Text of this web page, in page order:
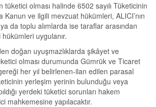
tüketici olması halinde 6502 sayılı Tüketicinin
Kanun ve ilgili mevzuat hükümleri, ALICI’nın
da toplu alımlarda ise taraflar arasından
hükümleri uygulanır.
doğan uyuşmazlıklarda şikâyet ve
olması durumunda Gümrük ve Ticaret
her yıl belirlenen-ilan edilen parasal
yerleşim yerinin bulunduğu veya
yerdeki tüketici sorunları hakem
mahkemesine yapılacaktır.